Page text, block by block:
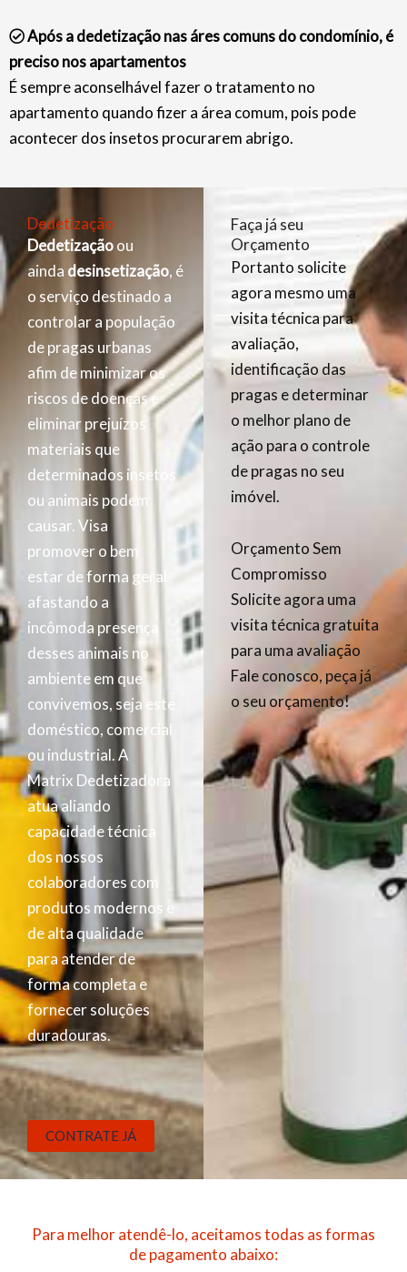
Após a dedetização nas áres comuns do condomínio, é
preciso nos apartamentos
É sempre aconselhável fazer o tratamento no
apartamento quando fizer a área comum, pois pode
acontecer dos insetos procurarem abrigo.
Dedetização
Dedetizaçãoou
ainda desinsetização, é
o serviço destinado a
controlar a população
de pragas urbanas
afim de minimizar os
riscos de doenças e
eliminar prejuízos
materiais que
determinados insetos
ou animais podem
causar. Visa
promover o bem
estar de forma geral
afastando a
incômoda presença
desses animais no
ambiente em que
convivemos, seja este
doméstico, comercial
ou industrial. A
Matrix Dedetizadora
atua aliando
capacidade técnica
dos nossos
colaboradores com
produtos modernos e
de alta qualidade
para atender de
forma completa e
fornecer soluções
duradouras.
CONTRATE JÁ
Faça já seu
Orçamento
Portanto solicite
agora mesmo uma
visita técnica para
avaliação,
identificação das
pragas e determinar
o melhor plano de
ação para o controle
de pragas no seu
imóvel.
Orçamento Sem
Compromisso
Solicite agora uma
visita técnica gratuita
para uma avaliação
Fale conosco, peça já
o seu orçamento!
Para melhor atendê-lo, aceitamos todas as formas
de pagamento abaixo: